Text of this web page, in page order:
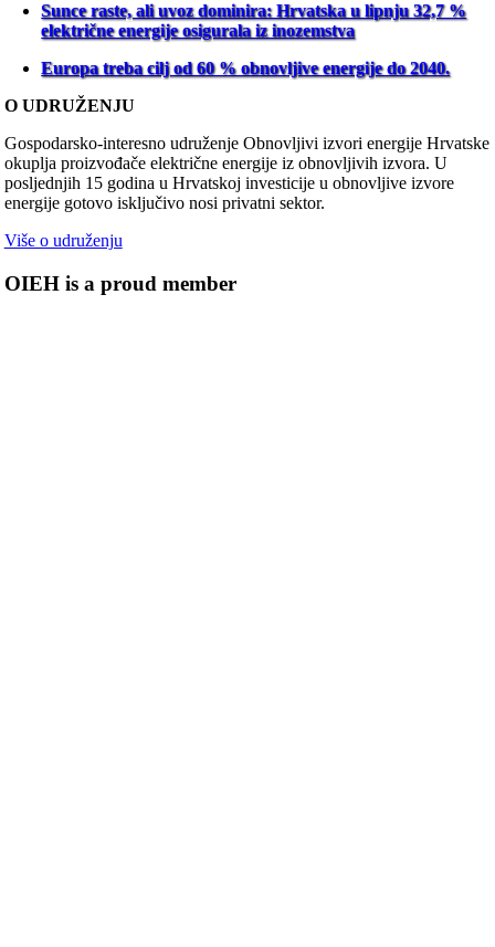
Sunce raste, ali uvoz dominira: Hrvatska u lipnju 32,7 %
električne energije osigurala iz inozemstva
Europa treba cilj od 60 % obnovljive energije do 2040.
O UDRUŽENJU
Gospodarsko-interesno udruženje Obnovljivi izvori energije Hrvatske
okuplja proizvođače električne energije iz obnovljivih izvora. U
posljednjih 15 godina u Hrvatskoj investicije u obnovljive izvore
energije gotovo isključivo nosi privatni sektor.
Više o udruženju
OIEH is a proud member